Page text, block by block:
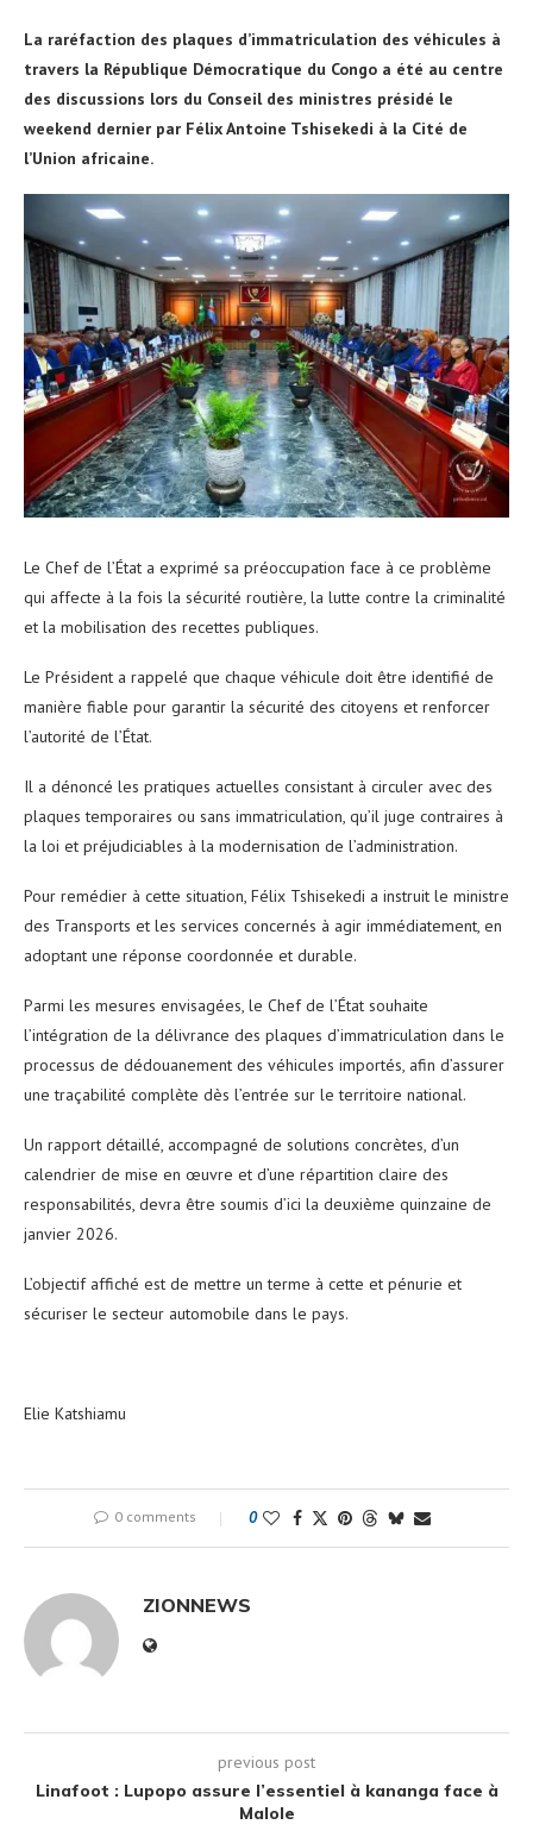
La raréfaction des plaques d’immatriculation des véhicules à
travers la République Démocratique du Congo a été au centre
des discussions lors du Conseil des ministres présidé le
weekend dernier par Félix Antoine Tshisekedi à la Cité de
l’Union africaine.
Le Chef de l’État a exprimé sa préoccupation face à ce problème
qui affecte à la fois la sécurité routière, la lutte contre la criminalité
et la mobilisation des recettes publiques.
Le Président a rappelé que chaque véhicule doit être identifié de
manière fiable pour garantir la sécurité des citoyens et renforcer
l’autorité de l’État.
Il a dénoncé les pratiques actuelles consistant à circuler avec des
plaques temporaires ou sans immatriculation, qu’il juge contraires à
la loi et préjudiciables à la modernisation de l’administration.
Pour remédier à cette situation, Félix Tshisekedi a instruit le ministre
des Transports et les services concernés à agir immédiatement, en
adoptant une réponse coordonnée et durable.
Parmi les mesures envisagées, le Chef de l’État souhaite
l’intégration de la délivrance des plaques d’immatriculation dans le
processus de dédouanement des véhicules importés, afin d’assurer
une traçabilité complète dès l’entrée sur le territoire national.
Un rapport détaillé, accompagné de solutions concrètes, d’un
calendrier de mise en œuvre et d’une répartition claire des
responsabilités, devra être soumis d’ici la deuxième quinzaine de
janvier 2026.
L’objectif affiché est de mettre un terme à cette et pénurie et
sécuriser le secteur automobile dans le pays.
Elie Katshiamu
0 comments 0
ZIONNEWS
previous post
Linafoot : Lupopo assure l’essentiel à kananga face à
Malole